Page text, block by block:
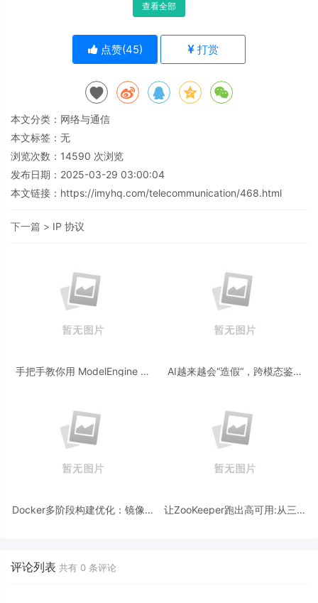
查看全部
点赞(45) 打赏
本文分类： 网络与通信
本文标签：无
浏览次数： 14590 次浏览
发布日期：2025-03-29 03:00:04
本文链接： https://imyhq.com/telecommunication/468.html
下一篇 > IP 协议
手把手教你用 ModelEngine 打
AI越来越会“造假“，跨模态鉴伪
Docker多阶段构建优化：镜像体
让ZooKeeper跑出高可用:从三节
评论列表 共有 0 条评论